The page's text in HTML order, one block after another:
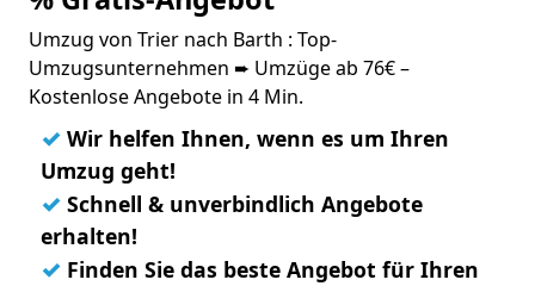
Umzug von Trier nach Barth : Top-
Umzugsunternehmen ➨ Umzüge ab 76€ –
Kostenlose Angebote in 4 Min.
✓ Wir helfen Ihnen, wenn es um Ihren
Umzug geht!
✓ Schnell & unverbindlich Angebote
erhalten!
✓ Finden Sie das beste Angebot für Ihren